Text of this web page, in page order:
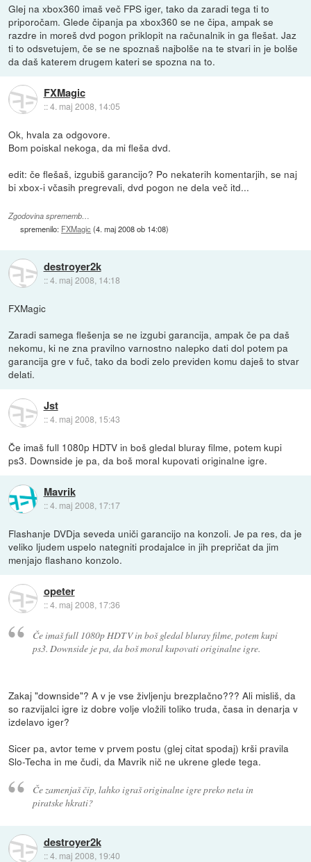
Glej na xbox360 imaš več FPS iger, tako da zaradi tega ti to
priporočam. Glede čipanja pa xbox360 se ne čipa, ampak se
razdre in moreš dvd pogon priklopit na računalnik in ga flešat. Jaz
ti to odsvetujem, če se ne spoznaš najbolše na te stvari in je bolše
da daš katerem drugem kateri se spozna na to.
FXMagic
::4. maj 2008, 14:05
Ok, hvala za odgovore.
Bom poiskal nekoga, da mi fleša dvd.
edit: če flešaš, izgubiš garancijo? Po nekaterih komentarjih, se naj
bi xbox-i včasih pregrevali, dvd pogon ne dela več itd...
Zgodovina sprememb…
spremenilo: FXMagic (4. maj 2008 ob 14:08)
destroyer2k
::4. maj 2008, 14:18
FXMagic
Zaradi samega flešenja se ne izgubi garancija, ampak če pa daš
nekomu, ki ne zna pravilno varnostno nalepko dati dol potem pa
garancija gre v fuč, tako da bodi zelo previden komu daješ to stvar
delati.
Jst
::4. maj 2008, 15:43
Če imaš full 1080p HDTV in boš gledal bluray filme, potem kupi
ps3. Downside je pa, da boš moral kupovati originalne igre.
Mavrik
::4. maj 2008, 17:17
Flashanje DVDja seveda uniči garancijo na konzoli. Je pa res, da je
veliko ljudem uspelo nategniti prodajalce in jih prepričat da jim
menjajo flashano konzolo.
opeter
::4. maj 2008, 17:36
Če imaš full 1080p HDTV in boš gledal bluray filme, potem kupi
ps3. Downside je pa, da boš moral kupovati originalne igre.
Zakaj "downside"? A v je vse življenju brezplačno??? Ali misliš, da
so razvijalci igre iz dobre volje vložili toliko truda, časa in denarja v
izdelavo iger?
Sicer pa, avtor teme v prvem postu (glej citat spodaj) krši pravila
Slo-Techa in me čudi, da Mavrik nič ne ukrene glede tega.
Če zamenjaš čip, lahko igraš originalne igre preko neta in
piratske hkrati?
destroyer2k
::4. maj 2008, 19:40